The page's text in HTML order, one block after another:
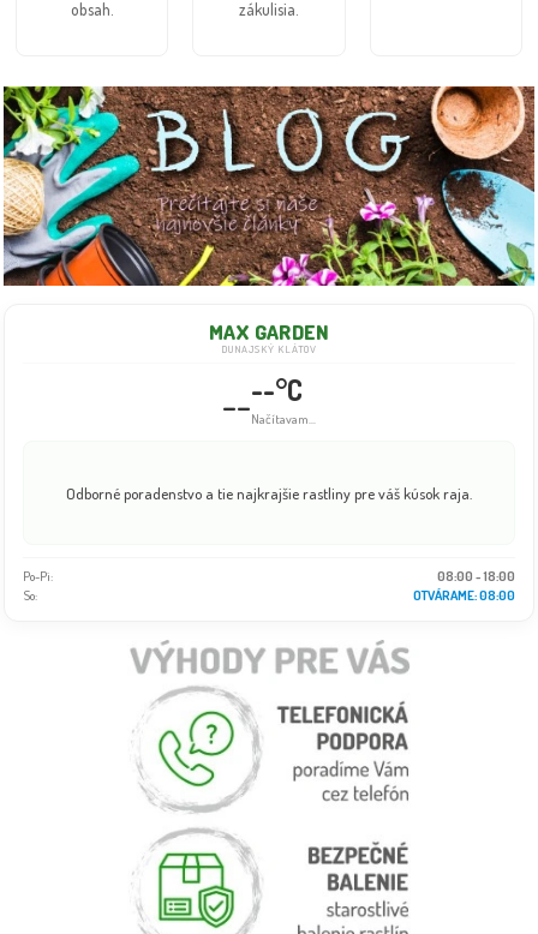
MAX GARDEN
DUNAJSKÝ KLÁTOV
----°C
Načítavam...
Odborné poradenstvo a tie najkrajšie rastliny pre váš kúsok raja.
Po-Pi:
08:00 - 18:00
So:
OTVÁRAME: 08:00
obsah.
zákulisia.